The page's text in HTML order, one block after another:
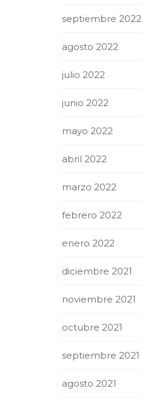
septiembre 2022
agosto 2022
julio 2022
junio 2022
mayo 2022
abril 2022
marzo 2022
febrero 2022
enero 2022
diciembre 2021
noviembre 2021
octubre 2021
septiembre 2021
agosto 2021